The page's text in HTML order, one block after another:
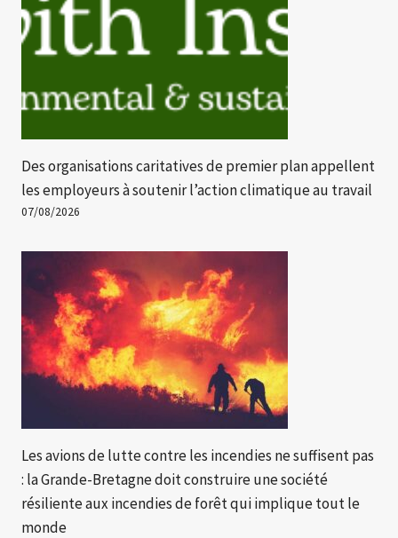
Des organisations caritatives de premier plan appellent
les employeurs à soutenir l’action climatique au travail
07/08/2026
Les avions de lutte contre les incendies ne suffisent pas
: la Grande-Bretagne doit construire une société
résiliente aux incendies de forêt qui implique tout le
monde